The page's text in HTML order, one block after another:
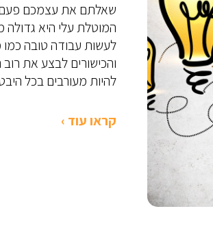
שאלתם את עצמכם פעם
המוטלת עלי היא גדולה
לעשות עבודה טובה
והכישורים לבצע את
להיות מעורבים בכל
קראו עוד ›